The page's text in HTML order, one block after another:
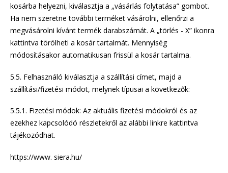
kosárba helyezni, kiválasztja a „vásárlás folytatása” gombot.
Ha nem szeretne további terméket vásárolni, ellenőrzi a
megvásárolni kívánt termék darabszámát. A „törlés - X” ikonra
kattintva törölheti a kosár tartalmát. Mennyiség
módosításakor automatikusan frissül a kosár tartalma.
5.5. Felhasználó kiválasztja a szállítási címet, majd a
szállítási/fizetési módot, melynek típusai a következők:
5.5.1. Fizetési módok: Az aktuális fizetési módokról és az
ezekhez kapcsolódó részletekről az alábbi linkre kattintva
tájékozódhat.
https://www. siera.hu/